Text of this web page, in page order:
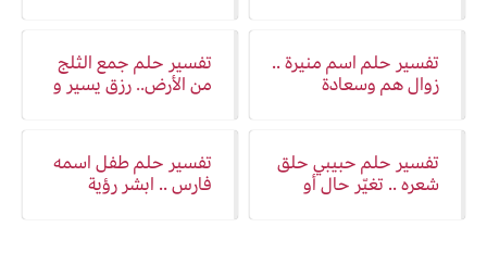
تفسير حلم اسم منيرة ..
زوال هم وسعادة
تفسير حلم جمع الثلج
من الأرض.. رزق يسير و
تفسير حلم حبيبي حلق
شعره .. تغيّر حال أو
تفسير حلم طفل اسمه
فارس .. ابشر رؤية